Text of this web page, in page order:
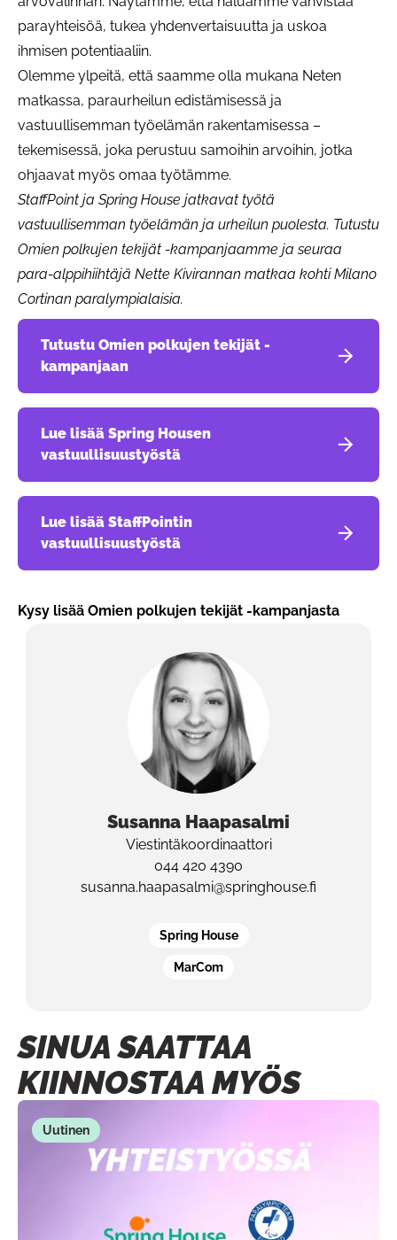
parayhteisöä, tukea yhdenvertaisuutta ja uskoa
ihmisen potentiaaliin.
Olemme ylpeitä, että saamme olla mukana Neten
matkassa, paraurheilun edistämisessä ja
vastuullisemman työelämän rakentamisessa –
tekemisessä, joka perustuu samoihin arvoihin, jotka
ohjaavat myös omaa työtämme.
StaffPoint ja Spring House jatkavat työtä
vastuullisemman työelämän ja urheilun puolesta. Tutustu
Omien polkujen tekijät -kampanjaamme ja seuraa
para-alppihiihtäjä Nette Kivirannan matkaa kohti Milano
Cortinan paralympialaisia.
Tutustu Omien polkujen tekijät -
kampanjaan
Lue lisää Spring Housen
vastuullisuustyöstä
Lue lisää StaffPointin
vastuullisuustyöstä
Kysy lisää Omien polkujen tekijät -kampanjasta
Susanna Haapasalmi
Viestintäkoordinaattori
044 420 4390
susanna.haapasalmi@springhouse.fi
Spring House
MarCom
SINUA SAATTAA
KIINNOSTAA MYÖS
Uutinen